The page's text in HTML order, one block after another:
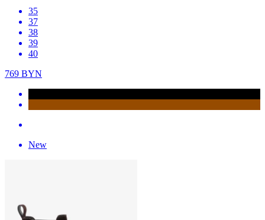
35
37
38
39
40
769 BYN
New